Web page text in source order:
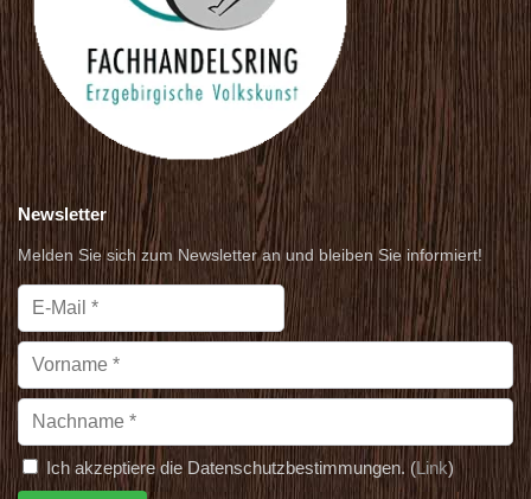
Newsletter
Melden Sie sich zum Newsletter an und bleiben Sie informiert!
Ich akzeptiere die Datenschutzbestimmungen. (Link)